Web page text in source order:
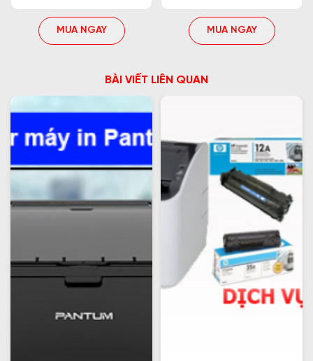
MUA NGAY MUA NGAY
BÀI VIẾT LIÊN QUAN